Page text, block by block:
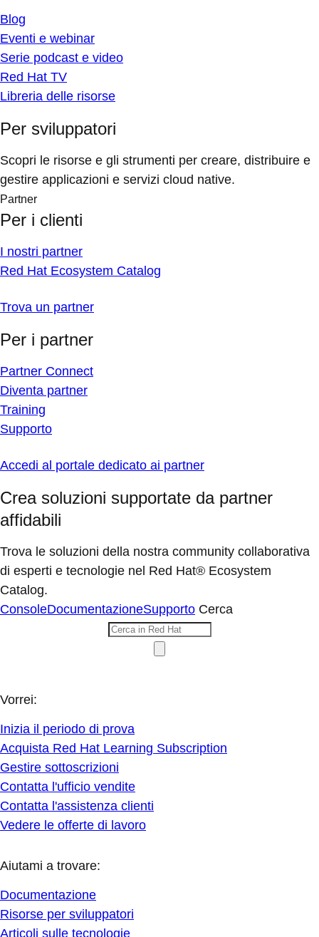
Blog
Eventi e webinar
Serie podcast e video
Red Hat TV
Libreria delle risorse
Per sviluppatori
Scopri le risorse e gli strumenti per creare, distribuire e
gestire applicazioni e servizi cloud native.
Partner
Per i clienti
I nostri partner
Red Hat Ecosystem Catalog
Trova un partner
Per i partner
Partner Connect
Diventa partner
Training
Supporto
Accedi al portale dedicato ai partner
Crea soluzioni supportate da partner
affidabili
Trova le soluzioni della nostra community collaborativa
di esperti e tecnologie nel Red Hat® Ecosystem
Catalog.
ConsoleDocumentazioneSupporto Cerca
Vorrei:
Inizia il periodo di prova
Acquista Red Hat Learning Subscription
Gestire sottoscrizioni
Contatta l'ufficio vendite
Contatta l'assistenza clienti
Vedere le offerte di lavoro
Aiutami a trovare:
Documentazione
Risorse per sviluppatori
Articoli sulle tecnologie